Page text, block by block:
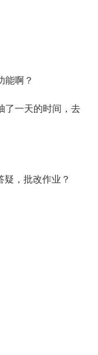
能啊？
了一天的时间，去
疑，批改作业？